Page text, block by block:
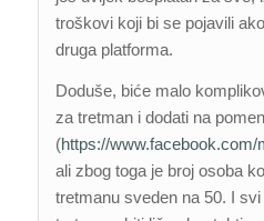
troškovi koji bi se pojavili
druga platforma.
Doduše, biće malo
za tretman i dodati na
(https://
ali zbog toga je broj osoba
tretmanu sveden na 50. I